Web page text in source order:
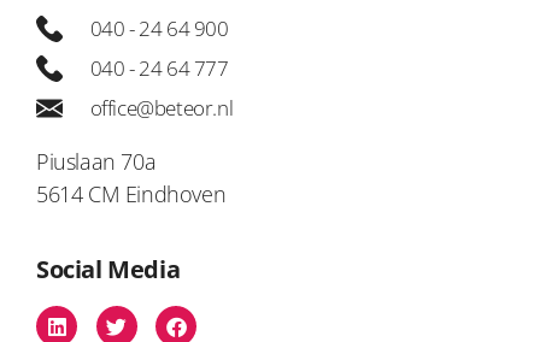
040 - 24 64 900
040 - 24 64 777
office@beteor.nl
Piuslaan 70a
5614 CM Eindhoven
Social Media